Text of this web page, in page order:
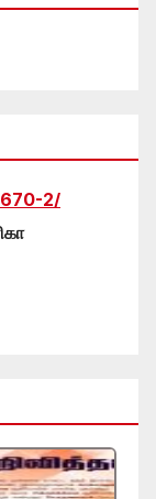
2/